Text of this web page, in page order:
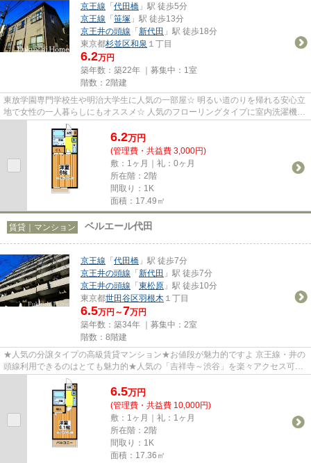
京王線 「代田橋 」駅 徒歩5分
京王線 「笹塚 」駅 徒歩13分
京王井の頭線 「新代田 」駅 徒歩18分
東京都杉並区和泉 １丁目
6.2万円
築年数：築22年 ｜募集中： 1室
階数：2階建
東放学園専門学校生や明治大学生に人気の一部屋☆ 明るい道のりを帰れる安心立
地で女性の一人暮らしにもオススメ☆ 人気のフローリングタイプに室内洗濯機置
場。 2004年築の綺麗な室内で...
6.2万円
(管理費・共益費 3,000円)
敷：1ヶ月｜礼：0ヶ月
所在階：2階
間取り：1K
面積：17.49㎡
賃貸｜マンション ベルエール代田
京王線 「代田橋 」駅 徒歩7分
京王井の頭線 「新代田 」駅 徒歩7分
京王井の頭線 「東松原 」駅 徒歩10分
東京都世田谷区羽根木 １丁目
6.5万円～7万円
築年数：築34年 ｜募集中： 2室
階数：8階建
★人気の分譲タイプの高級賃貸マンション★お値段が魅力的ですよ 京王線・井の
頭線利用できるのはとても魅力的★人気の「吉祥寺～渋谷」を楽々アクセス可能
★この価格で「オートロック付き...
6.5万円
(管理費・共益費 10,000円)
敷：1ヶ月｜礼：1ヶ月
所在階：2階
間取り：1K
面積：17.36㎡